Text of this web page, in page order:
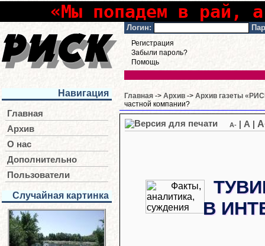
«Мы попадем в рай,
Логин:
Регистрация
Забыли пароль?
Помощь
Навигация
Главная
Архив
О нас
Дополнительно
Пользователи
Случайная картинка
Главная -> Архив -> Архив газеты
частной компании?
A- A
В